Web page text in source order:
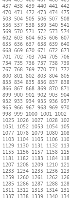
437 438 439 440 441 442
470 471 472 473 474 475
503 504 505 506 507 508
536 537 538 539 540 541
569 570 571 572 573 574
602 603 604 605 606 607
635 636 637 638 639 640
668 669 670 671 672 673
701 702 703 704 705 706
734 735 736 737 738 739
767 768 769 770 771 772
800 801 802 803 804 805
833 834 835 836 837 838
866 867 868 869 870 871
899 900 901 902 903 904
932 933 934 935 936 937
965 966 967 968 969 970
998 999 1000 1001 1002
1025 1026 1027 1028
1051 1052 1053 1054
1077 1078 1079 1080
1103 1104 1105 1106
1129 1130 1131 1132
1155 1156 1157 1158
1181 1182 1183 1184
1207 1208 1209 1210
1233 1234 1235 1236
1259 1260 1261 1262
1285 1286 1287 1288
1311 1312 1313 1314
1337 1338 1339 1340